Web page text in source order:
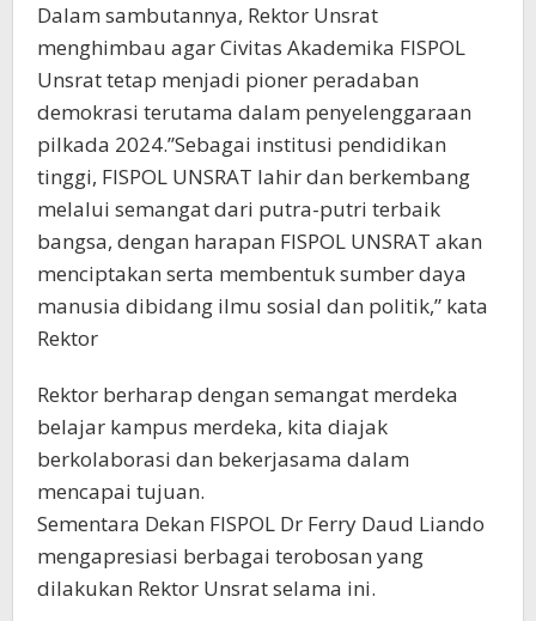
Dalam sambutannya, Rektor Unsrat
menghimbau agar Civitas Akademika FISPOL
Unsrat tetap menjadi pioner peradaban
demokrasi terutama dalam penyelenggaraan
pilkada 2024.”Sebagai institusi pendidikan
tinggi, FISPOL UNSRAT lahir dan berkembang
melalui semangat dari putra-putri terbaik
bangsa, dengan harapan FISPOL UNSRAT akan
menciptakan serta membentuk sumber daya
manusia dibidang ilmu sosial dan politik,” kata
Rektor
Rektor berharap dengan semangat merdeka
belajar kampus merdeka, kita diajak
berkolaborasi dan bekerjasama dalam
mencapai tujuan.
Sementara Dekan FISPOL Dr Ferry Daud Liando
mengapresiasi berbagai terobosan yang
dilakukan Rektor Unsrat selama ini.